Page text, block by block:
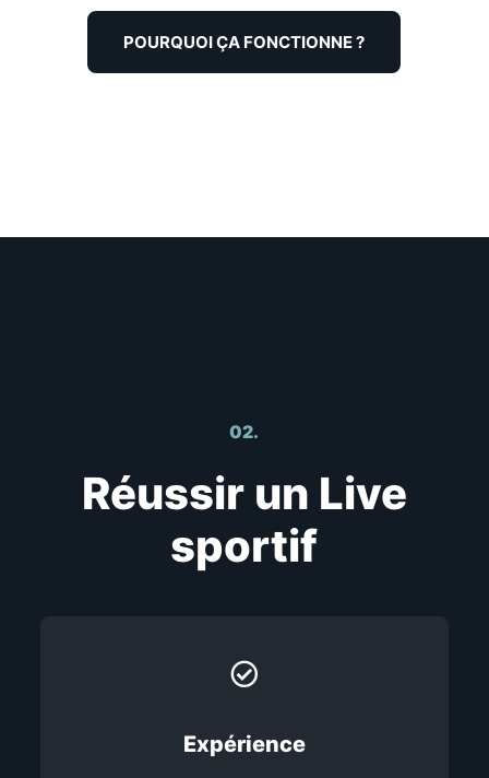
POURQUOI ÇA FONCTIONNE ?
02.
Réussir un Live
sportif
Expérience